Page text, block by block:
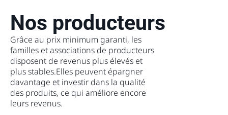
Nos producteurs
Grâce au prix minimum garanti, les
familles et associations de producteurs
disposent de revenus plus élevés et
plus stables.Elles peuvent épargner
davantage et investir dans la qualité
des produits, ce qui améliore encore
leurs revenus.